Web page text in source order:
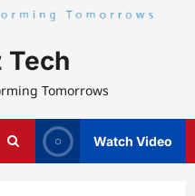
Tech
Tomorrows
Watch Video